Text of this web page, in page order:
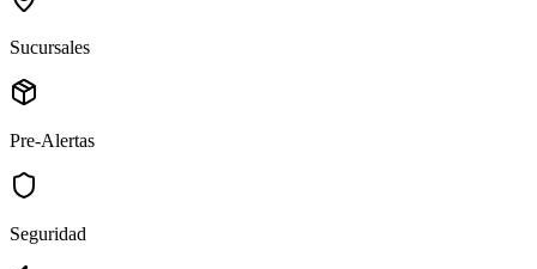
Sucursales
Pre-Alertas
Seguridad